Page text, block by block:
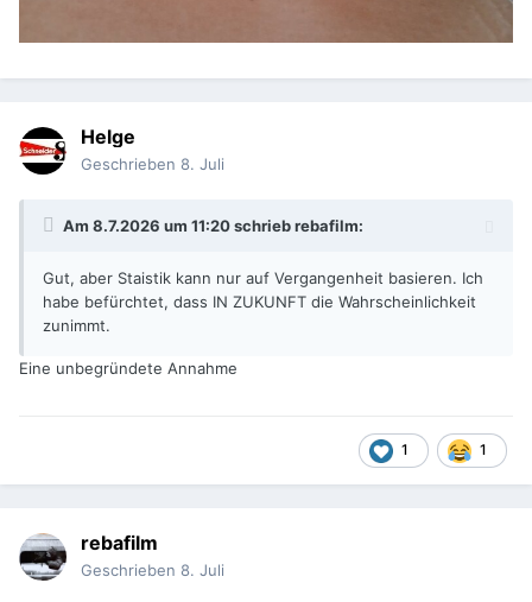
Helge
Geschrieben 8. Juli
Am 8.7.2026 um 11:20 schriebrebafilm:
Gut, aber Staistik kann nur auf Vergangenheit basieren. Ich
habe befürchtet, dass IN ZUKUNFT die Wahrscheinlichkeit
zunimmt.
Eine unbegründete Annahme
1 1
rebafilm
Geschrieben 8. Juli